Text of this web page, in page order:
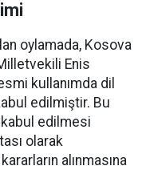
oylamada, Kosova
Enis
kullanımda dil
edilmiştir. Bu
edilmesi
olarak
alınmasına